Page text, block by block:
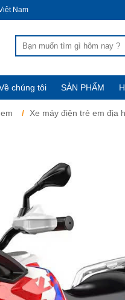
Nam
chúng tôi SẢN PHẨM
Xe máy điện trẻ em địa